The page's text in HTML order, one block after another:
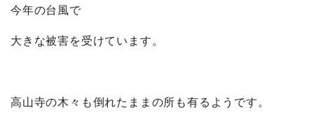
今年の台風で
大きな被害を受けています。
高山寺の木々も倒れたままの所も有るようです。